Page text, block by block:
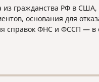
из гражданства РФ в США,
основания для
справок ФНС и ФССП — в